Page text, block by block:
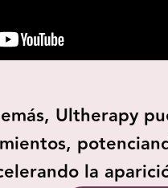
Ultherapy
la